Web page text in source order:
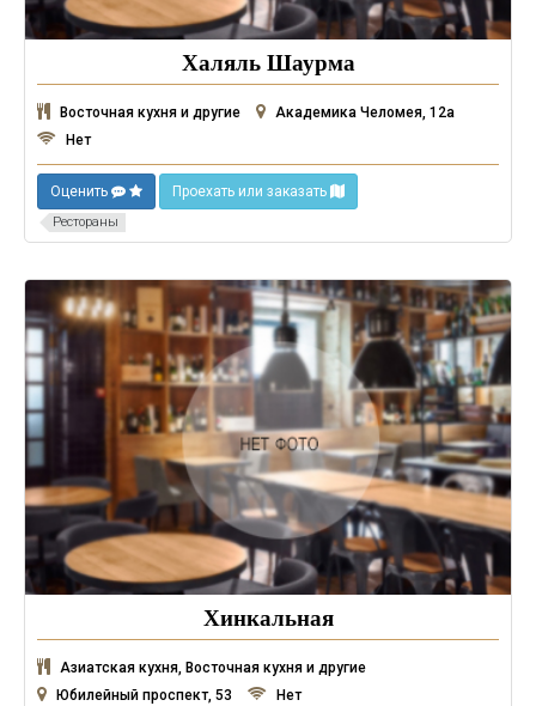
Халяль Шаурма
Восточная кухня и другие
Академика Челомея, 12а
Нет
Оценить Проехать или заказать
Рестораны
Хинкальная
Азиатская кухня, Восточная кухня и другие
Юбилейный проспект, 53
Нет